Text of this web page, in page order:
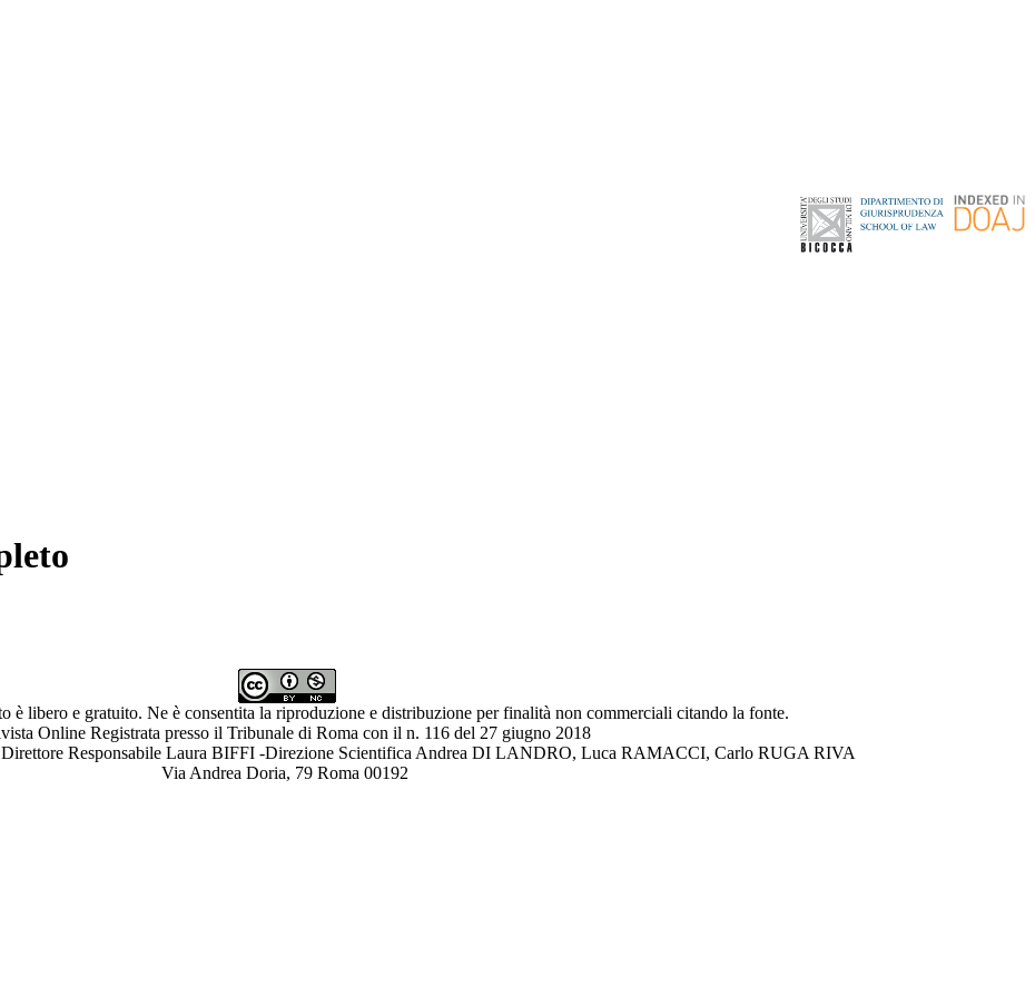
è libero e gratuito. Ne è consentita la riproduzione e distribuzione per finalità non commerciali citando la fonte.
Online Registrata presso il Tribunale di Roma con il n. 116 del 27 giugno 2018
Responsabile Laura BIFFI -Direzione Scientifica Andrea DI LANDRO, Luca RAMACCI, Carlo RUGA RIVA
Via Andrea Doria, 79 Roma 00192